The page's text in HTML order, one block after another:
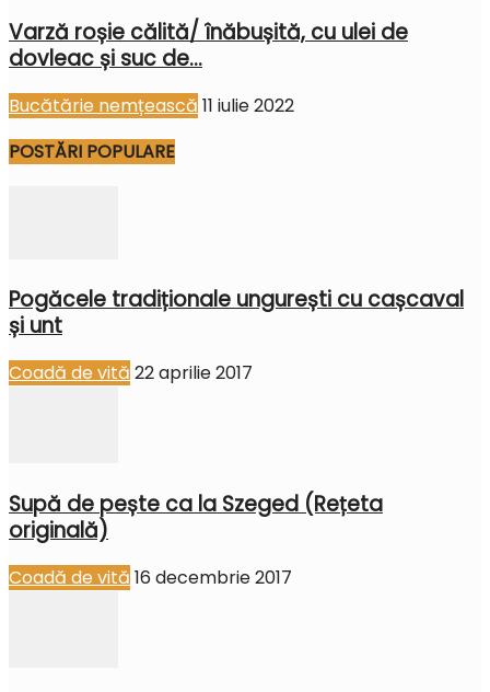
Varză roșie călită/ înăbușită, cu ulei de
dovleac și suc de...
Bucătărie nemțească 11 iulie 2022
POSTĂRI POPULARE
Pogăcele tradiționale ungurești cu cașcaval
și unt
Coadă de vită 22 aprilie 2017
Supă de pește ca la Szeged (Rețeta
originală)
Coadă de vită 16 decembrie 2017